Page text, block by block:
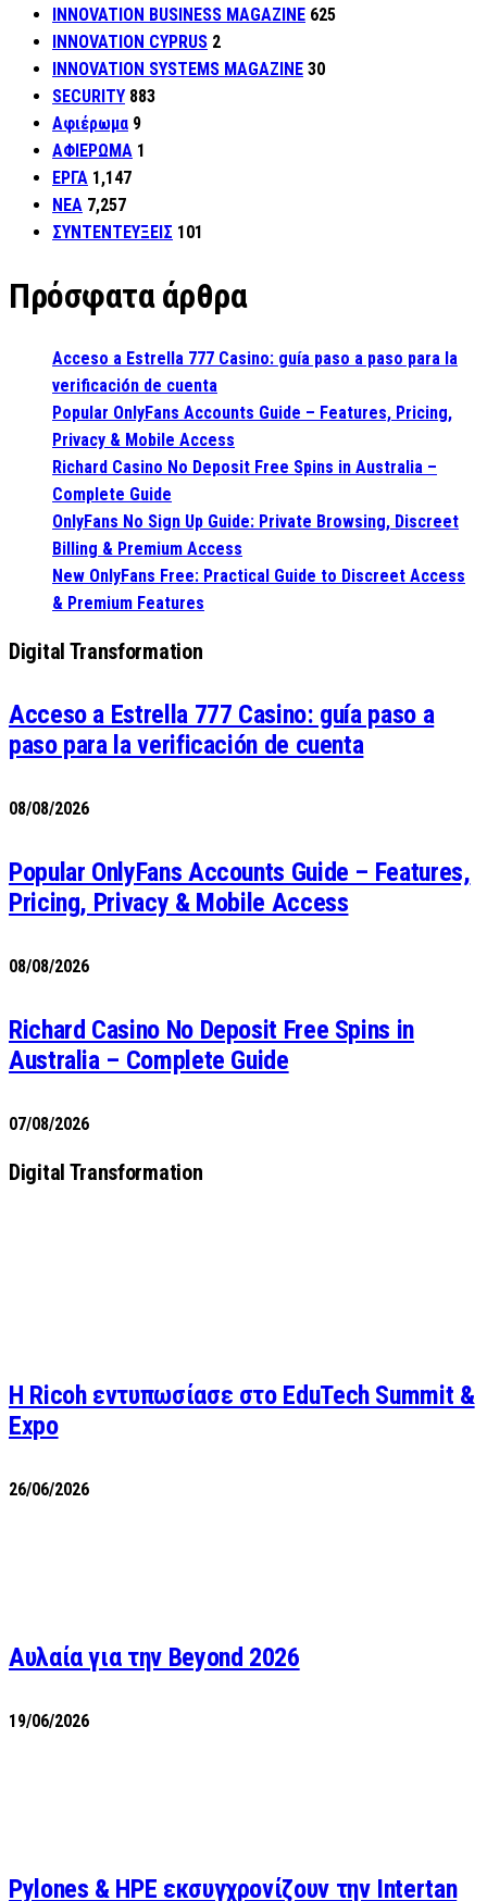
INNOVATION BUSINESS MAGAZINE 625
INNOVATION CYPRUS 2
INNOVATION SYSTEMS MAGAZINE 30
SECURITY 883
Αφιέρωμα 9
ΑΦΙΕΡΩΜΑ 1
ΕΡΓΑ 1,147
ΝΕΑ 7,257
ΣΥΝΤΕΝΤΕΥΞΕΙΣ 101
Πρόσφατα άρθρα
Acceso a Estrella 777 Casino: guía paso a paso para la
verificación de cuenta
Popular OnlyFans Accounts Guide – Features, Pricing,
Privacy & Mobile Access
Richard Casino No Deposit Free Spins in Australia –
Complete Guide
OnlyFans No Sign Up Guide: Private Browsing, Discreet
Billing & Premium Access
New OnlyFans Free: Practical Guide to Discreet Access
& Premium Features
Digital Transformation
Acceso a Estrella 777 Casino: guía paso a
paso para la verificación de cuenta
08/08/2026
Popular OnlyFans Accounts Guide – Features,
Pricing, Privacy & Mobile Access
08/08/2026
Richard Casino No Deposit Free Spins in
Australia – Complete Guide
07/08/2026
Digital Transformation
Η Ricoh εντυπωσίασε στο EduTech Summit &
Expo
26/06/2026
Αυλαία για την Beyond 2026
19/06/2026
Pylones & HPE εκσυγχρονίζουν την Intertan